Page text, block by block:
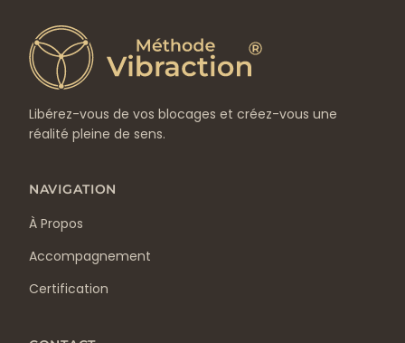
Libérez-vous de vos blocages et créez-vous une
réalité pleine de sens.
NAVIGATION
À Propos
Accompagnement
Certification